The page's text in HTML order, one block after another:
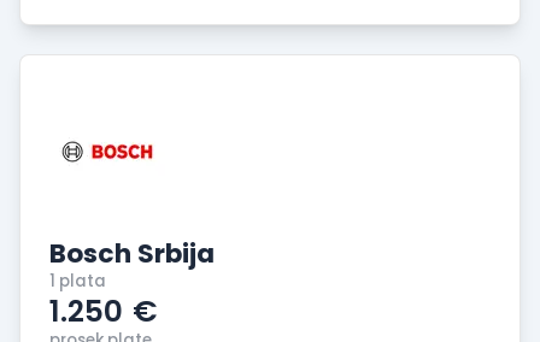
Bosch Srbija
1 plata
1.250 €